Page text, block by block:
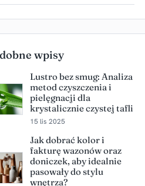
wpisy
Lustro bez smug: Analiza
metod czyszczenia i
pielęgnacji dla
krystalicznie czystej tafli
15 lis 2025
Jak dobrać kolor i
fakturę wazonów oraz
doniczek, aby idealnie
pasowały do stylu
wnętrza?